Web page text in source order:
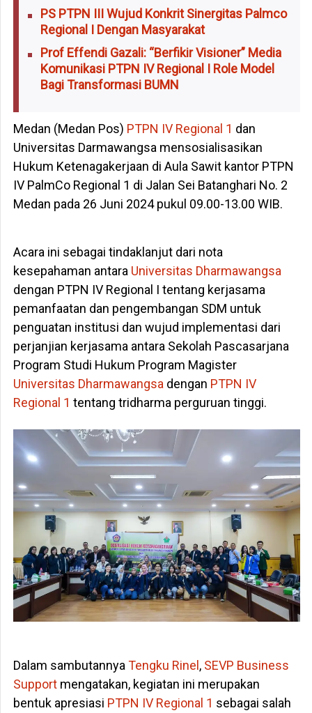
PS PTPN III Wujud Konkrit Sinergitas Palmco
Regional I Dengan Masyarakat
Prof Effendi Gazali: “Berfikir Visioner” Media
Komunikasi PTPN IV Regional I Role Model
Bagi Transformasi BUMN
Medan (Medan Pos) PTPN IV Regional 1 dan
Universitas Darmawangsa mensosialisasikan
Hukum Ketenagakerjaan di Aula Sawit kantor PTPN
IV PalmCo Regional 1 di Jalan Sei Batanghari No. 2
Medan pada 26 Juni 2024 pukul 09.00-13.00 WIB.
Acara ini sebagai tindaklanjut dari nota
kesepahaman antara Universitas Dharmawangsa
dengan PTPN IV Regional I tentang kerjasama
pemanfaatan dan pengembangan SDM untuk
penguatan institusi dan wujud implementasi dari
perjanjian kerjasama antara Sekolah Pascasarjana
Program Studi Hukum Program Magister
Universitas Dharmawangsadengan PTPN IV
Regional 1 tentang tridharma perguruan tinggi.
Dalam sambutannya Tengku Rinel,SEVP Business
Supportmengatakan, kegiatan ini merupakan
bentuk apresiasi PTPN IV Regional 1 sebagai salah